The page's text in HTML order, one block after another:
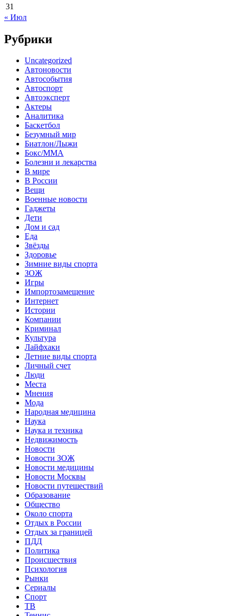
31
« Июл
Рубрики
Uncategorized
Автоновости
Автособытия
Автоспорт
Автоэксперт
Актеры
Аналитика
Баскетбол
Безумный мир
Биатлон/Лыжи
Бокс/MMA
Болезни и лекарства
В мире
В России
Вещи
Военные новости
Гаджеты
Дети
Дом и сад
Еда
Звёзды
Здоровье
Зимние виды спорта
ЗОЖ
Игры
Импортозамещение
Интернет
Истории
Компании
Криминал
Культура
Лайфхаки
Летние виды спорта
Личный счет
Люди
Места
Мнения
Мода
Народная медицина
Наука
Наука и техника
Недвижимость
Новости
Новости ЗОЖ
Новости медицины
Новости Москвы
Новости путешествий
Образование
Общество
Около спорта
Отдых в России
Отдых за границей
ПДД
Политика
Происшествия
Психология
Рынки
Сериалы
Спорт
ТВ